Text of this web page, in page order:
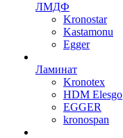
ЛМДФ
Kronostar
Kastamonu
Egger
Ламинат
Kronotex
HDM Elesgo
EGGER
kronospan